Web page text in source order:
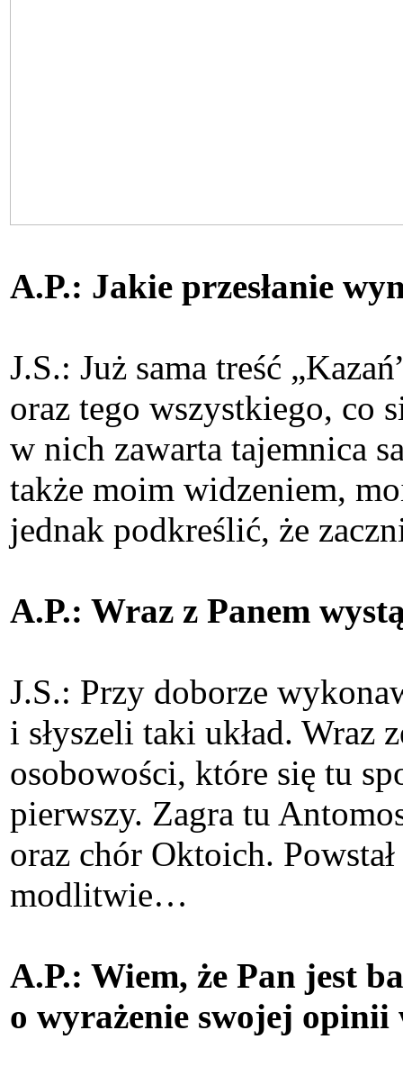
A.P.: Jakie przesłanie
J.S.: Już sama treść
oraz tego wszystkiego, co
w nich zawarta tajemnica
także moim widzeniem,
jednak podkreślić, że
A.P.: Wraz z Panem
J.S.: Przy doborze
i słyszeli taki układ. Wraz
osobowości, które się tu
pierwszy. Zagra tu
oraz chór Oktoich.
modlitwie…
A.P.: Wiem, że Pan jest
o wyrażenie swojej opinii